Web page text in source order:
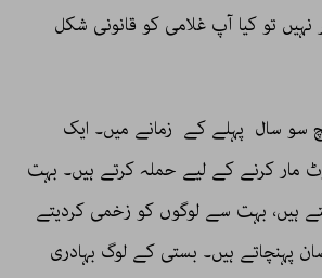
تو کیا آپ غلامی کو قانونی شکل
سو سال پہلے کے زمانے میں۔ ایک
مار کرنے کے لیے حملہ کرتے ہیں۔ بہت
ہیں، بہت سے لوگوں کو زخمی کردیتے
پہنچاتے ہیں۔ بستی کے لوگ بہادری